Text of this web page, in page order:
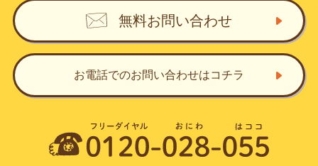
無料お問い合わせ
お電話でのお問い合わせはコチラ